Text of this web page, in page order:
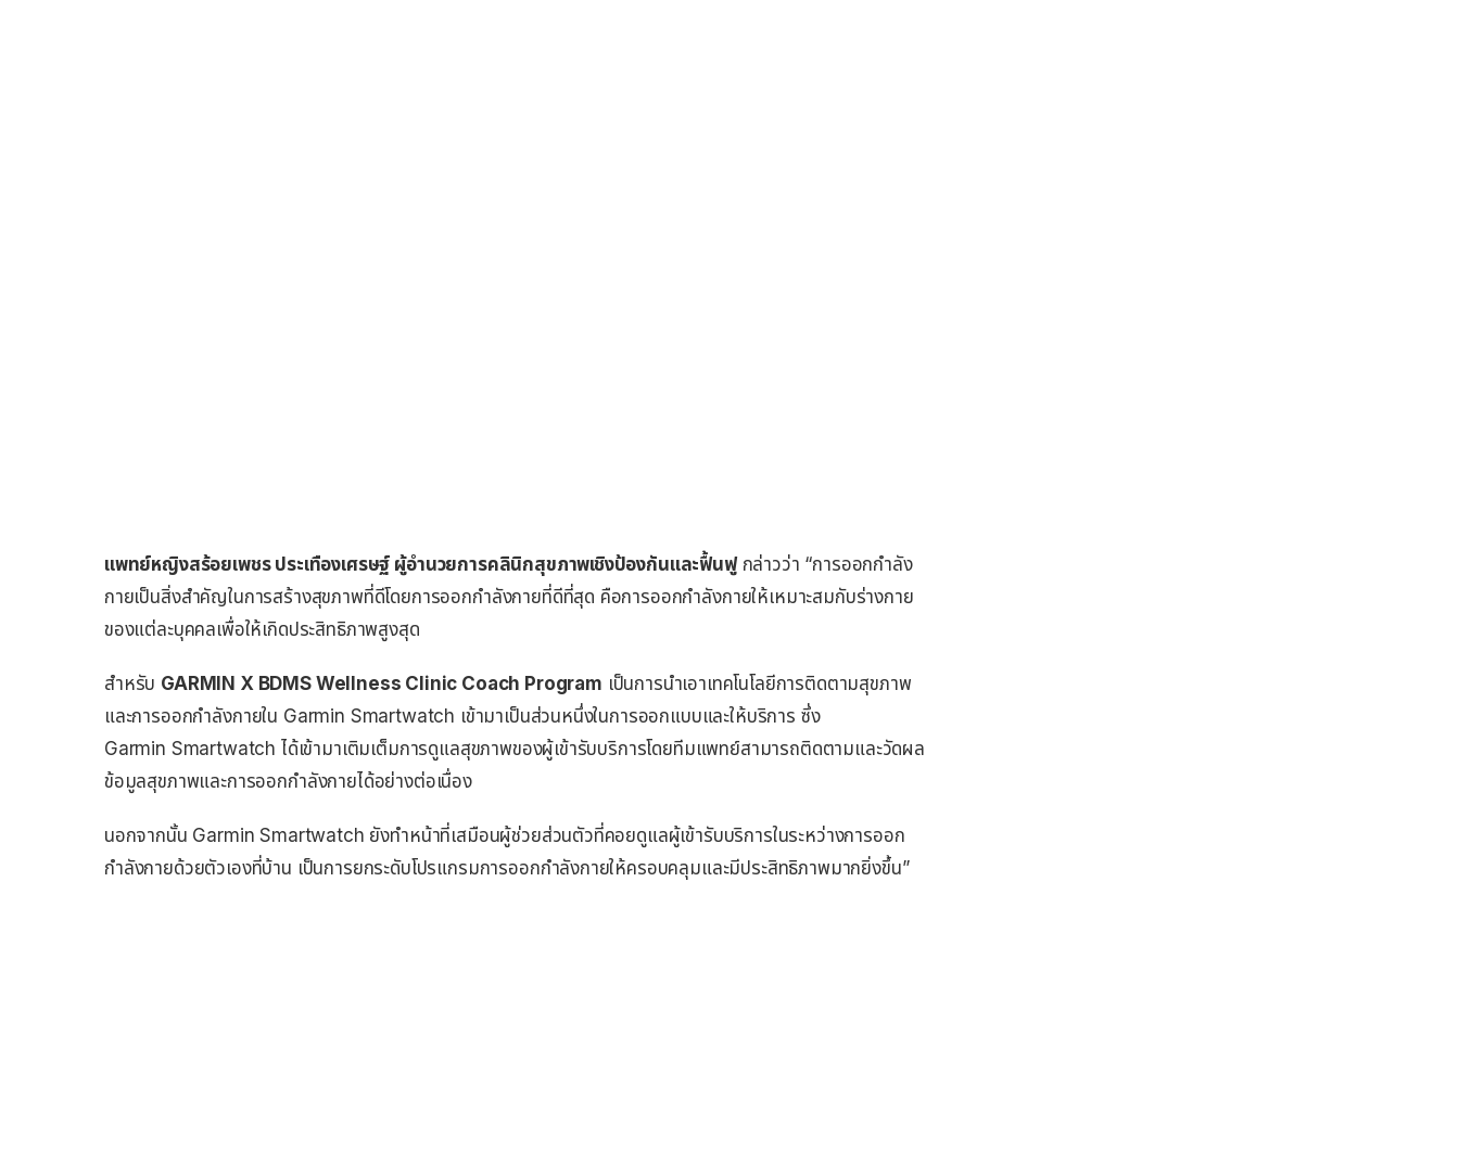
แพทย์หญิงสร้อยเพชร ประเทืองเศรษฐ์ ผู้อำนวยการคลินิกสุขภาพเชิงป้องกันและฟื้นฟูกล่าวว่า “การออกกำลัง
กายเป็นสิ่งสำคัญในการสร้างสุขภาพที่ดีโดยการออกกำลังกายที่ดีที่สุด คือการออกกำลังกายให้เหมาะสมกับร่างกาย
ของแต่ละบุคคลเพื่อให้เกิดประสิทธิภาพสูงสุด
สำหรับ GARMIN X BDMS Wellness Clinic Coach Program เป็นการนำเอาเทคโนโลยีการติดตามสุขภาพ
และการออกกำลังกายใน Garmin Smartwatch เข้ามาเป็นส่วนหนึ่งในการออกแบบและให้บริการ ซึ่ง
Garmin Smartwatch ได้เข้ามาเติมเต็มการดูแลสุขภาพของผู้เข้ารับบริการโดยทีมแพทย์สามารถติดตามและวัดผล
ข้อมูลสุขภาพและการออกกำลังกายได้อย่างต่อเนื่อง
นอกจากนั้น Garmin Smartwatch ยังทำหน้าที่เสมือนผู้ช่วยส่วนตัวที่คอยดูแลผู้เข้ารับบริการในระหว่างการออก
กำลังกายด้วยตัวเองที่บ้าน เป็นการยกระดับโปรแกรมการออกกำลังกายให้ครอบคลุมและมีประสิทธิภาพมากยิ่งขึ้น”